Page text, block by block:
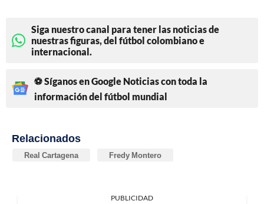
Siga nuestro canal para tener las noticias de
nuestras figuras, del fútbol colombiano e
internacional.
⚽ Síganos en Google Noticias con toda la
información del fútbol mundial
Relacionados
Real Cartagena Fredy Montero
PUBLICIDAD